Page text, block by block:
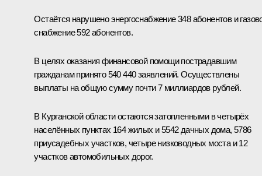
Остаётся нарушено энергоснабжение 348 абонентов и
снабжение 592 абонентов.
В целях оказания финансовой помощи пострадавшим
гражданам принято 540 440 заявлений. Осуществлены
выплаты на общую сумму почти 7 миллиардов рублей.
В Курганской области остаются затопленными в четырёх
населённых пунктах 164 жилых и 5542 дачных дома, 5786
приусадебных участков, четыре низководных моста и 12
участков автомобильных дорог.